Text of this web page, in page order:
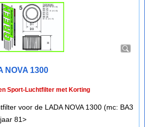
NOVA 1300
Sport-Luchtfilter met Korting
voor de LADA NOVA 1300 (mc: BA3
81>